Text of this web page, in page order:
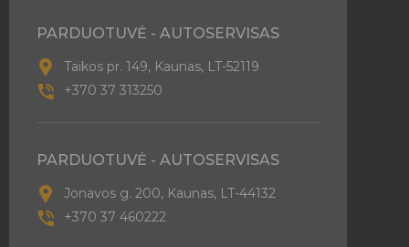
PARDUOTUVĖ - AUTOSERVISAS
Taikos pr. 149, Kaunas, LT-52119
+370 37 313250
PARDUOTUVĖ - AUTOSERVISAS
Jonavos g. 200, Kaunas, LT-44132
+370 37 460222